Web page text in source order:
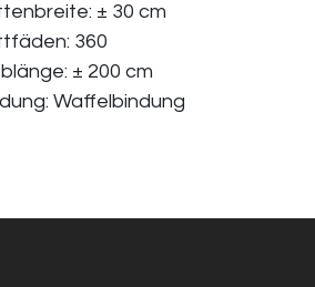
± 30 cm
360
± 200 cm
Waffelbindung